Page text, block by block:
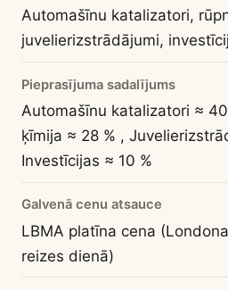
Automašīnu katalizatori,
juvelierizstrādājumi,
Pieprasījuma sadalījums
Automašīnu katalizatori ≈
ķīmija ≈ 28 % ,
Investīcijas ≈ 10 %
Galvenā cenu atsauce
LBMA platīna cena
reizes dienā)